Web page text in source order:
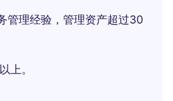
管理经验，管理资产超过30
上。